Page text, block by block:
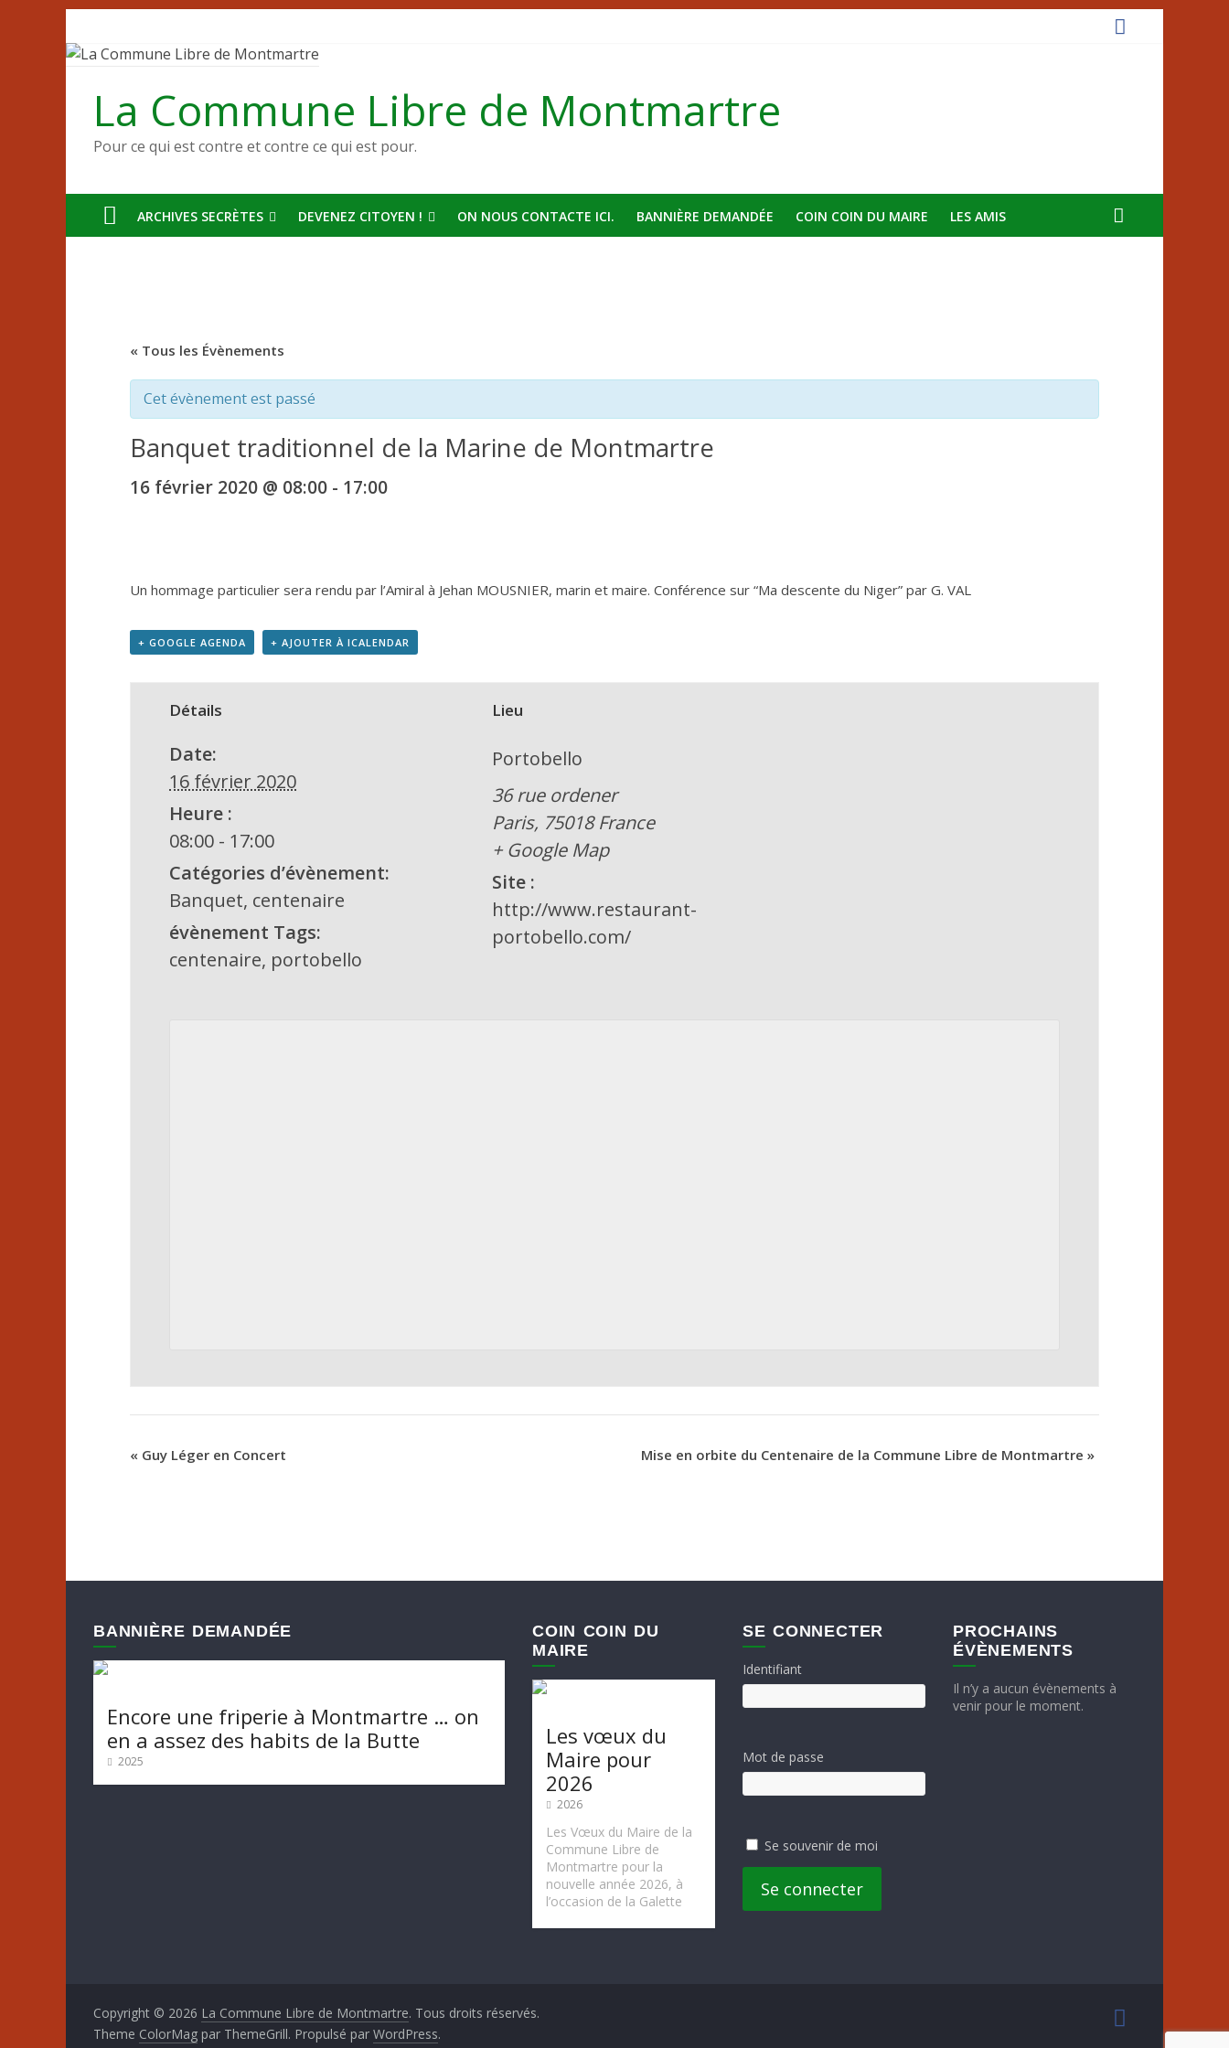
au
contenu
La Commune Libre de Montmartre
Pour ce qui est contre et contre ce qui est pour.
ARCHIVES SECRÈTES DEVENEZ CITOYEN ! ON NOUS CONTACTE ICI. BANNIÈRE DEMANDÉE COIN COIN DU MAIRE LES AMIS
« Tous les Évènements
Cet évènement est passé
Banquet traditionnel de la Marine de Montmartre
16 février 2020 @ 08:00 - 17:00
Un hommage particulier sera rendu par l’Amiral à Jehan MOUSNIER, marin et maire. Conférence sur “Ma descente du Niger” par G. VAL
+ GOOGLE AGENDA + AJOUTER À ICALENDAR
Détails
Date:
16 février 2020
Heure :
08:00 - 17:00
Catégories d’évènement:
Banquet, centenaire
évènement Tags:
centenaire, portobello
Lieu
Portobello
36 rue ordener
Paris, 75018 France
+ Google Map
Site :
http://www.restaurant-
portobello.com/
« Guy Léger en Concert Mise en orbite du Centenaire de la Commune Libre de Montmartre »
BANNIÈRE DEMANDÉE
Encore une friperie à Montmartre … on
en a assez des habits de la Butte
2025
COIN COIN DU
MAIRE
Les vœux du
Maire pour
2026
2026
Les Vœux du Maire de la
Commune Libre de
Montmartre pour la
nouvelle année 2026, à
l’occasion de la Galette
SE CONNECTER
Identifiant
Mot de passe
Se souvenir de moi
Se connecter
PROCHAINS
ÉVÈNEMENTS
Il n’y a aucun évènements à
venir pour le moment.
Copyright © 2026 La Commune Libre de Montmartre. Tous droits réservés.
Theme ColorMag par ThemeGrill. Propulsé par WordPress.